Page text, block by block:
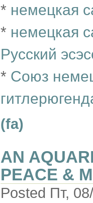
* немецкая
* немецкая
Русский
* Союз
(fa)
AN
PEACE &
Posted Пт,